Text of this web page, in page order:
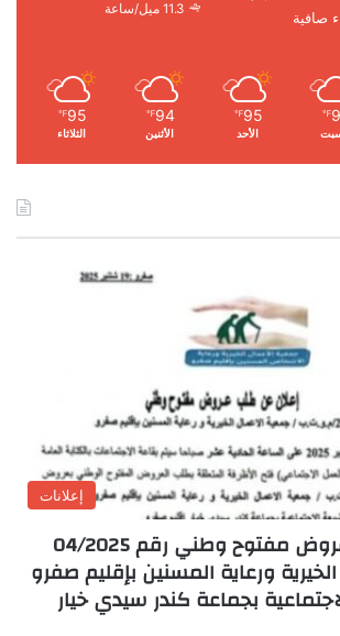
صافية
11.3 ميل/ساعة
℉
95
℉
الأحد
94
℉
الأثنين
95
℉
الثلاثاء
إعلانات
إعلان عن طلب عروض مفتوح وطني رقم 04/2025
ورعاية المسنين بإقليم صفرو
بجماعة كندر سيدي خيار